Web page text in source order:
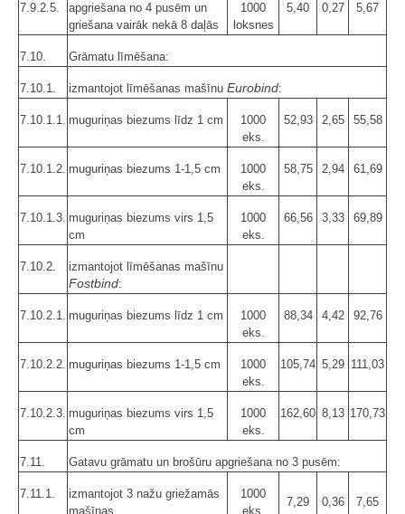
7.9.2.5.
apgriešana no 4 pusēm un
griešana vairāk nekā 8 daļās
1000
loksnes
5,40 0,27 5,67
7.10. Grāmatu līmēšana:
7.10.1. izmantojot līmēšanas mašīnu Eurobind:
7.10.1.1. muguriņas biezums līdz 1 cm
1000
eks.
52,93 2,65 55,58
7.10.1.2. muguriņas biezums 1-1,5 cm
1000
eks.
58,75 2,94 61,69
7.10.1.3. muguriņas biezums virs 1,5
cm
1000
eks.
66,56 3,33 69,89
7.10.2. izmantojot līmēšanas mašīnu
Fostbind:
7.10.2.1. muguriņas biezums līdz 1 cm
1000
eks.
88,34 4,42 92,76
7.10.2.2. muguriņas biezums 1-1,5 cm
1000
eks.
105,74 5,29 111,03
7.10.2.3. muguriņas biezums virs 1,5
cm
1000
eks.
162,60 8,13 170,73
7.11. Gatavu grāmatu un brošūru apgriešana no 3 pusēm:
7.11.1.
izmantojot 3 nažu griežamās
mašīnas
1000
eks.
7,29 0,36 7,65